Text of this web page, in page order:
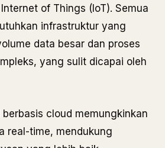
of Things (IoT). Semua
infrastruktur yang
data besar dan proses
yang sulit dicapai oleh
cloud memungkinkan
real-time, mendukung